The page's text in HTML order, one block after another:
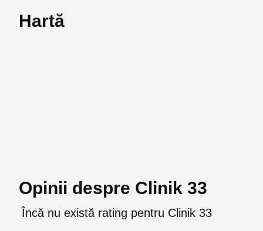
Hartă
Opinii despre Clinik 33
Încă nu există rating pentru Clinik 33